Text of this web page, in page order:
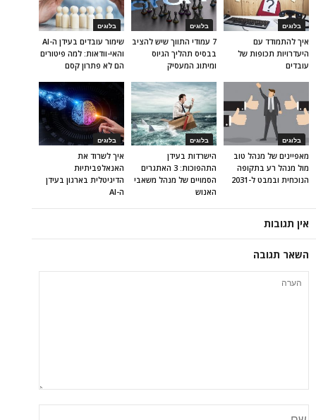
בלוגים
שימור עובדים בעידן ה-AI
והאי-וודאות: למה פיטורים
הם לא פתרון קסם
בלוגים
7 עמודי התווך שיש להציב
בבסיס תהליך הגיוס
ומיתוג המעסיק
בלוגים
איך להתמודד עם
היעדרויות תכופות של
עובדים
בלוגים
איך לשרוד את
האנאלפביתיוּת
הדיגיטלית בארגון בעידן
ה-AI
בלוגים
הישרדות בעידן
התהפוכות: 3 האתגרים
הסמויים של מנהל משאבי
האנוש
בלוגים
מאפיינים של מנהל טוב
מול מנהל רע בתקופה
הנוכחית ובמבט ל-2031
אין תגובות
השאר תגובה